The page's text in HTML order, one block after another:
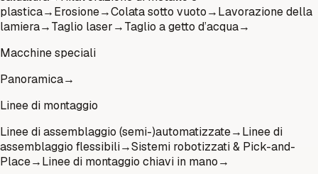
plastica→Erosione→Colata sotto vuoto→Lavorazione della
lamiera→Taglio laser→Taglio a getto d’acqua→
Macchine speciali
Panoramica→
Linee di montaggio
Linee di assemblaggio (semi-)automatizzate→Linee di
assemblaggio flessibili→Sistemi robotizzati & Pick-and-
Place→Linee di montaggio chiavi in mano→